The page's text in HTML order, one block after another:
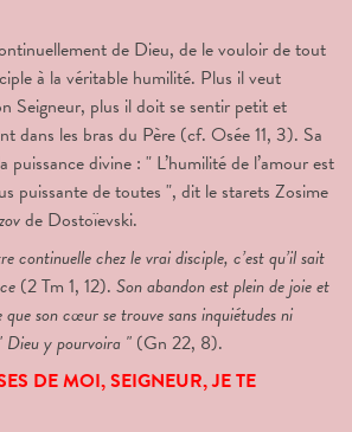
de Dieu, de le vouloir de tout
à la véritable humilité. Plus il veut
Seigneur, plus il doit se sentir petit et
dans les bras du Père (cf. Osée 11, 3). Sa
puissance divine : " L’humilité de l’amour est
puissante de toutes ", dit le starets Zosime
de Dostoïevski.
continuelle chez le vrai disciple, c’est qu’il sait
(2 Tm 1, 12). Son abandon est plein de joie et
son cœur se trouve sans inquiétudes ni
Dieu y pourvoira " (Gn 22, 8).
DE MOI, SEIGNEUR, JE TE